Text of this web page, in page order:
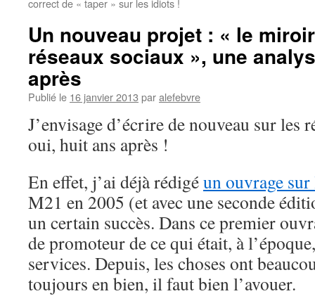
correct de « taper » sur les idiots !
Un nouveau projet : « le
réseaux sociaux », une
après
Publié le 16 janvier 2013 paralefebvre
J’envisage d’écrire de nouveau sur
oui, huit ans après !
En effet, j’ai déjà rédigéun ouvrage
M21 en 2005 (et avec une seconde
un certain succès. Dans ce premier
de promoteur de ce qui était, à
services. Depuis, les choses ont
toujours en bien, il faut bien l’avouer.